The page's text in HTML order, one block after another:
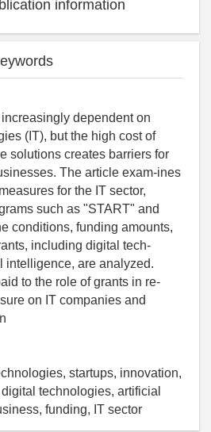
information
dependent on
(IT), but the high cost of
solutions creates barriers for
The article exam-ines
for the IT sector,
such as "START" and
conditions, funding amounts,
including digital tech-
intelligence, are analyzed.
to the role of grants in re-
on IT companies and
startups, innovation,
technologies, artificial
funding, IT sector